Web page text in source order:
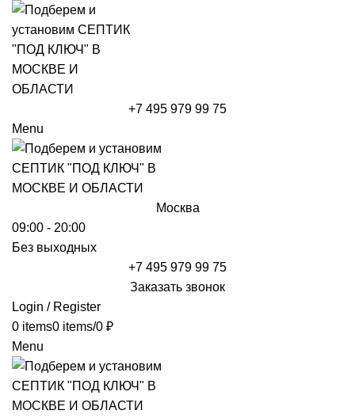
+7 495 979 99 75
Menu
Москва
09:00 - 20:00
Без выходных
+7 495 979 99 75
Заказать звонок
Login / Register
0 items0 items/0 ₽
Menu